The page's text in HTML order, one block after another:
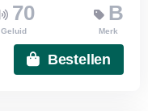
70
Geluid
B
Merk
Bestellen